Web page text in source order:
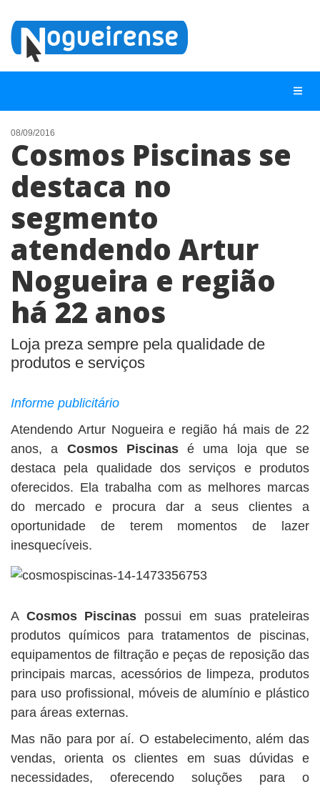
NOTÍCIAS
LISTA DIGITAL
QUEM SOMOS
CONTATO
ANUNCIE
08/09/2016
Cosmos Piscinas se
destaca no
segmento
atendendo Artur
Nogueira e região
há 22 anos
Loja preza sempre pela qualidade de
produtos e serviços
Informe publicitário
Atendendo Artur Nogueira e região há mais de 22
anos, a Cosmos Piscinasé uma loja que se
destaca pela qualidade dos serviços e produtos
oferecidos. Ela trabalha com as melhores marcas
do mercado e procura dar a seus clientes a
oportunidade de terem momentos de lazer
inesquecíveis.
A Cosmos Piscinas possui em suas prateleiras
produtos químicos para tratamentos de piscinas,
equipamentos de filtração e peças de reposição das
principais marcas, acessórios de limpeza, produtos
para uso profissional, móveis de alumínio e plástico
para áreas externas.
Mas não para por aí. O estabelecimento, além das
vendas, orienta os clientes em suas dúvidas e
necessidades, oferecendo soluções para o